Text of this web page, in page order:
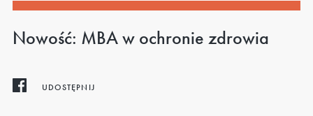
Nowość: MBA w ochronie zdrowia
UDOSTĘPNIJ